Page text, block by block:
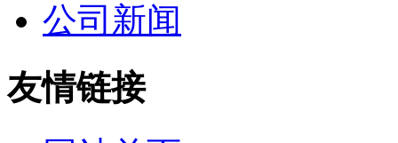
公司新闻
友情链接